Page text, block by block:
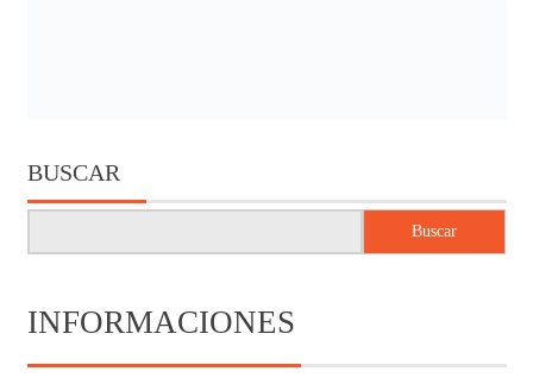
BUSCAR
Buscar
INFORMACIONES